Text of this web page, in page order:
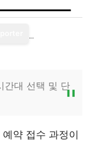
간대 선택 및 단
약 접수 과정이